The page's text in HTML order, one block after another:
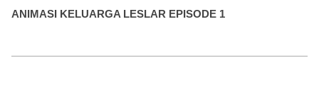
ANIMASI KELUARGA LESLAR EPISODE 1